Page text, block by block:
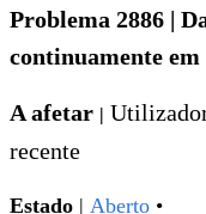
Problema 2886 |
continuamente
A afetar |
recente
Estado | Aberto •